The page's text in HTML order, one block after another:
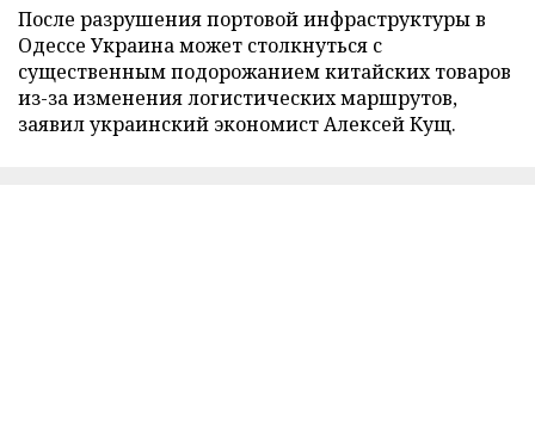
После разрушения портовой инфраструктуры в
Одессе Украина может столкнуться с
существенным подорожанием китайских товаров
из-за изменения логистических маршрутов,
заявил украинский экономист Алексей Кущ.